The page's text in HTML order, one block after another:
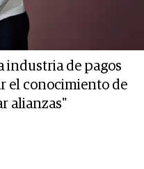
industria de pagos
el conocimiento de
alianzas"